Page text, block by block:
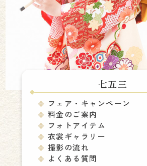
七五三
フェア・キャンペーン
料金のご案内
フォトアイテム
衣裳ギャラリー
撮影の流れ
よくある質問